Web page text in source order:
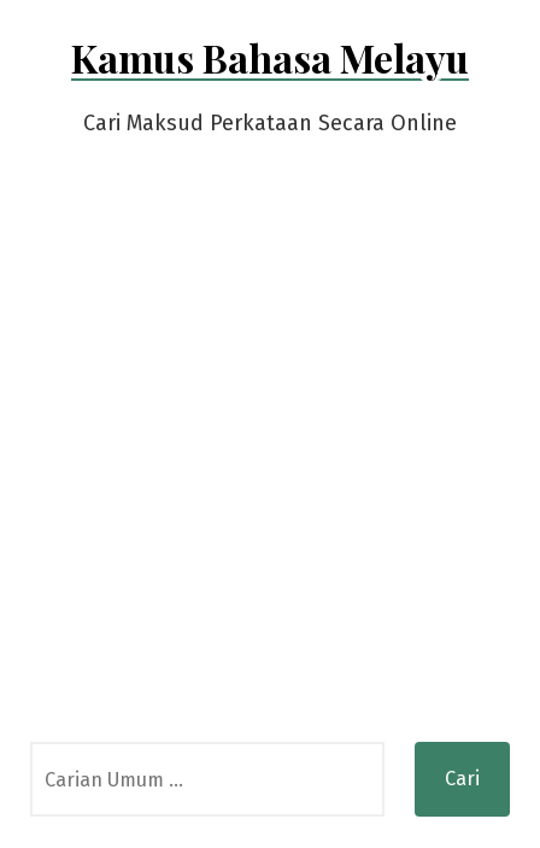
Kamus Bahasa Melayu
Cari Maksud Perkataan Secara Online
for: